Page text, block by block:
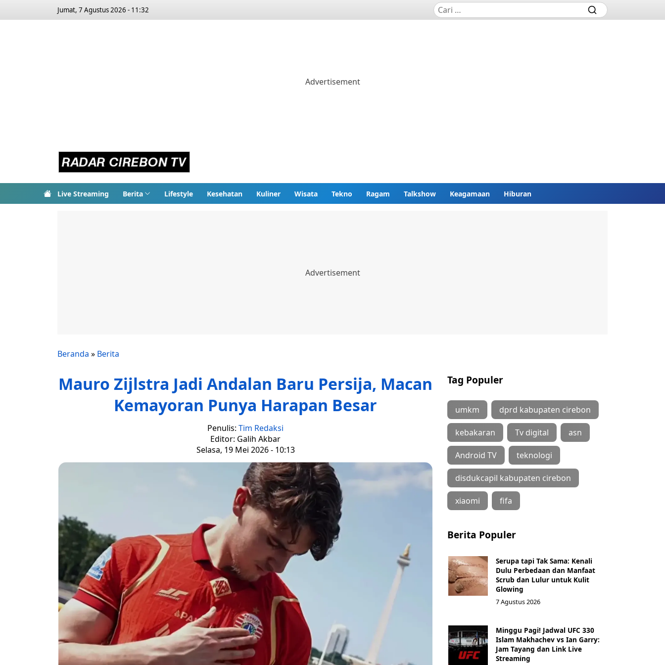
Jumat, 7 Agustus 2026 - 11:32
Live Streaming Berita Lifestyle Kesehatan Kuliner Wisata Tekno Ragam Talkshow Keagamaan Hiburan
Beranda » Berita
Mauro Zijlstra Jadi Andalan Baru Persija, Macan
Kemayoran Punya Harapan Besar
Penulis: Tim Redaksi
Editor: Galih Akbar
Selasa, 19 Mei 2026 - 10:13
Tag Populer
umkm dprd kabupaten cirebon
kebakaran Tv digital asn
Android TV teknologi
disdukcapil kabupaten cirebon
xiaomi fifa
Berita Populer
Serupa tapi Tak Sama: Kenali
Dulu Perbedaan dan Manfaat
Scrub dan Lulur untuk Kulit
Glowing
7 Agustus 2026
Minggu Pagi! Jadwal UFC 330
Islam Makhachev vs Ian Garry:
Jam Tayang dan Link Live
Streaming